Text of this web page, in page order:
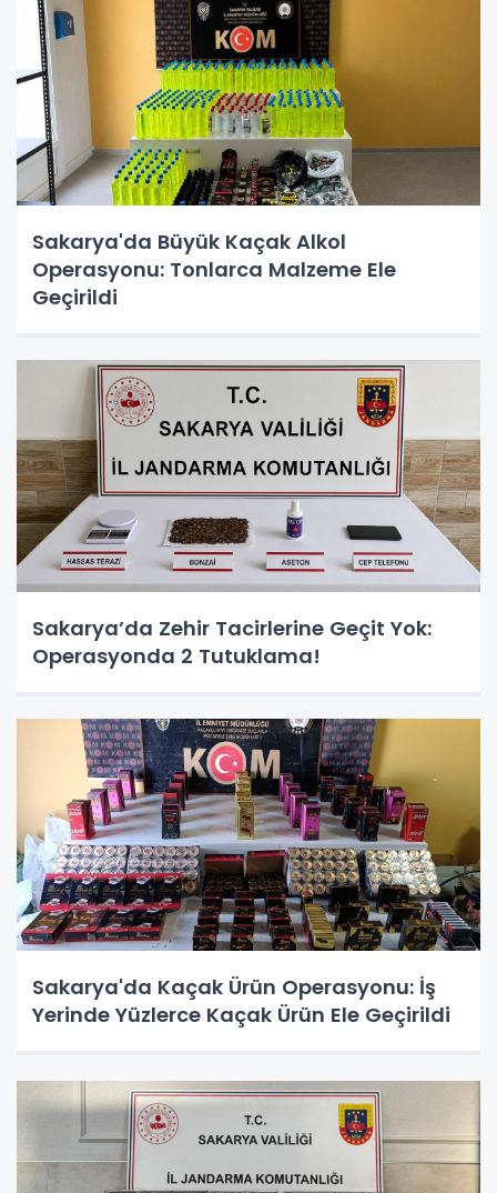
Sakarya'da Büyük Kaçak Alkol
Operasyonu: Tonlarca Malzeme Ele
Geçirildi
Sakarya’da Zehir Tacirlerine Geçit Yok:
Operasyonda 2 Tutuklama!
Sakarya'da Kaçak Ürün Operasyonu: İş
Yerinde Yüzlerce Kaçak Ürün Ele Geçirildi